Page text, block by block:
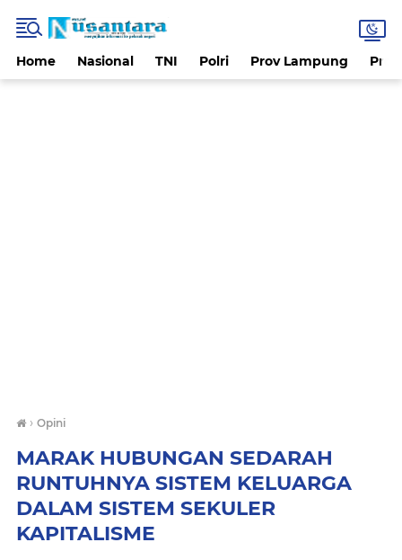
Home Nasional TNI Polri Prov Lampung
› Opini
MARAK HUBUNGAN SEDARAH
RUNTUHNYA SISTEM KELUARGA
DALAM SISTEM SEKULER
KAPITALISME